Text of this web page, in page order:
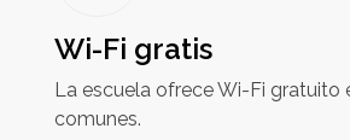
Wi-Fi gratis
La escuela ofrece Wi-Fi gratuito
comunes.